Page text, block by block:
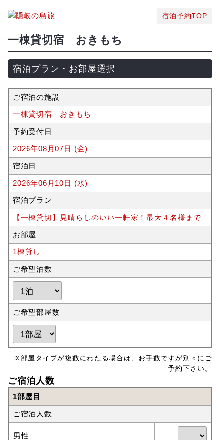
宿泊予約TOP
一棟貸切宿 おきもち
宿泊プラン・お部屋選択
ご宿泊の施設
一棟貸切宿 おきもち
予約受付日
2026年08月07日 (金)
宿泊日
2026年06月10日 (水)
宿泊プラン
【一棟貸切】見晴らしのいい一軒家！最大４名様まで
お部屋
1棟貸し
ご希望泊数
ご希望部屋数
※部屋タイプが複数にわたる場合は、お手数ですが別々にご
予約下さい。
ご宿泊人数
1部屋目
ご宿泊人数
男性